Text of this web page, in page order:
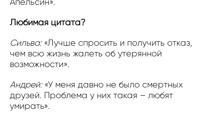
Любимая цитата?
Сильва: «Лучше спросить и получить отказ,
чем всю жизнь жалеть об утерянной
возможности».
Андрей:«У меня давно не было смертных
друзей. Проблема у них такая – любят
умирать».